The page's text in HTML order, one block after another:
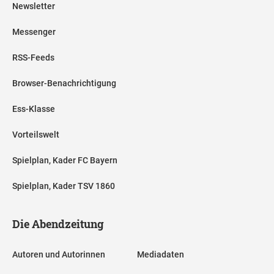
Newsletter
Messenger
RSS-Feeds
Browser-Benachrichtigung
Ess-Klasse
Vorteilswelt
Spielplan, Kader FC Bayern
Spielplan, Kader TSV 1860
Die Abendzeitung
Autoren und Autorinnen Mediadaten